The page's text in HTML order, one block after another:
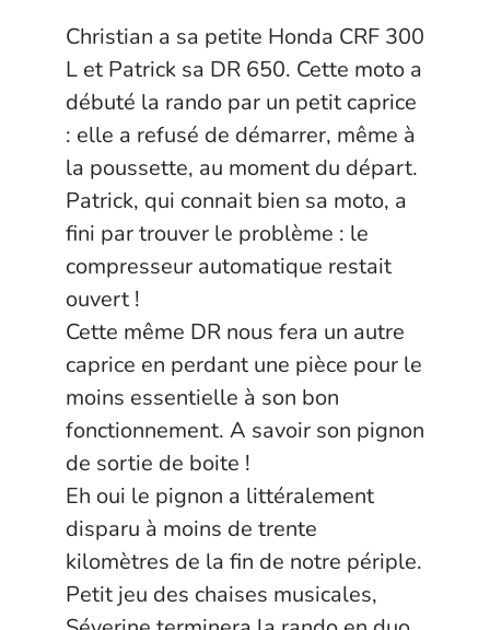
Christian a sa petite Honda CRF 300
L et Patrick sa DR 650. Cette moto a
débuté la rando par un petit caprice
: elle a refusé de démarrer, même à
la poussette, au moment du départ.
Patrick, qui connait bien sa moto, a
fini par trouver le problème : le
compresseur automatique restait
ouvert !
Cette même DR nous fera un autre
caprice en perdant une pièce pour le
moins essentielle à son bon
fonctionnement. A savoir son pignon
de sortie de boite !
Eh oui le pignon a littéralement
disparu à moins de trente
kilomètres de la fin de notre périple.
Petit jeu des chaises musicales,